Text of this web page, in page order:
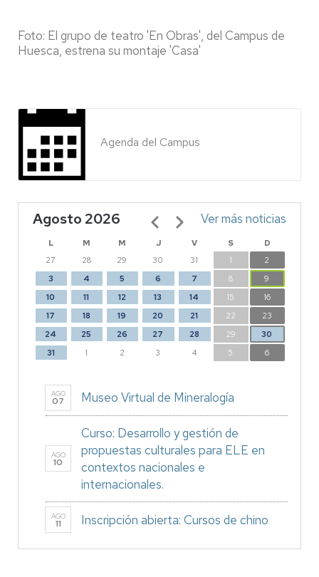
Foto: El grupo de teatro 'En Obras', del Campus de
Huesca, estrena su montaje 'Casa'
Agenda del Campus
Agosto 2026
L M M J V S
D
27
28 29 30 31 1
2
3
4 5 6 7 8
9
10
11 12 13 14 15
16
17
18 19 20 21 22
23
24
25 26 27 28 29
30
31
1 2 3 4 5 6
Paginación Ver más noticias
AGO
07 Museo Virtual de Mineralogía
AGO
10
Curso: Desarrollo y gestión de
propuestas culturales para ELE en
contextos nacionales e
internacionales.
AGO
11 Inscripción abierta: Cursos de chino